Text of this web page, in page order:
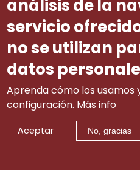
para a formación
xeito que se
desemprego.
Terceira. Artigo
valoración dos
En relación coa
específica
relativa a este
organizacións
o Consello
expresar, a
análisis de la
servicio
no se utilizan
datos
Aprenda cómo los
configuración. Más info
Aceptar No, gracias